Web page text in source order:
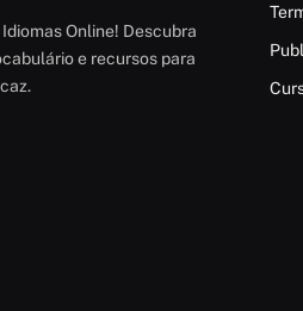
Online! Descubra
e recursos para